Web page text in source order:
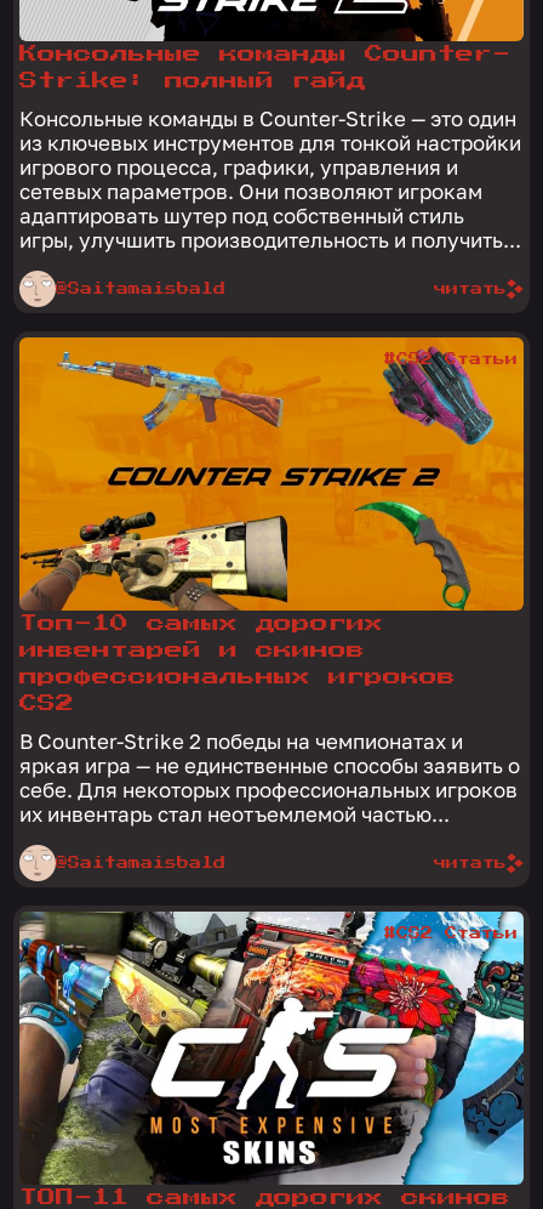
Консольные команды Counter-
Strike: полный гайд
Консольные команды в Counter-Strike — это один
из ключевых инструментов для тонкой настройки
игрового процесса, графики, управления и
сетевых параметров. Они позволяют игрокам
адаптировать шутер под собственный стиль
игры, улучшить производительность и получить...
@Saitamaisbald читать
Топ-10 самых дорогих
инвентарей и скинов
профессиональных игроков
CS2
В Counter-Strike 2 победы на чемпионатах и
яркая игра — не единственные способы заявить о
себе. Для некоторых профессиональных игроков
их инвентарь стал неотъемлемой частью...
@Saitamaisbald
#CS2 Статьи
читать
ТОП-11 самых дорогих скинов
#CS2 Статьи